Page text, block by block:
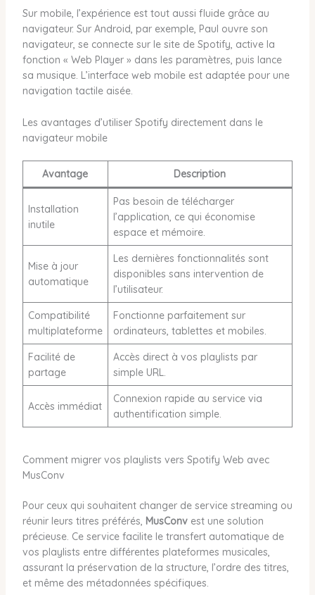
Sur mobile, l’expérience est tout aussi fluide grâce au
navigateur. Sur Android, par exemple, Paul ouvre son
navigateur, se connecte sur le site de Spotify, active la
fonction « Web Player » dans les paramètres, puis lance
sa musique. L’interface web mobile est adaptée pour une
navigation tactile aisée.
Les avantages d’utiliser Spotify directement dans le
navigateur mobile
Avantage Description
Installation
inutile
Pas besoin de télécharger
l’application, ce qui économise
espace et mémoire.
Mise à jour
automatique
Les dernières fonctionnalités sont
disponibles sans intervention de
l’utilisateur.
Compatibilité
multiplateforme
Fonctionne parfaitement sur
ordinateurs, tablettes et mobiles.
Facilité de
partage
Accès direct à vos playlists par
simple URL.
Accès immédiat
Connexion rapide au service via
authentification simple.
Comment migrer vos playlists vers Spotify Web avec
MusConv
Pour ceux qui souhaitent changer de service streaming ou
réunir leurs titres préférés, MusConvest une solution
précieuse. Ce service facilite le transfert automatique de
vos playlists entre différentes plateformes musicales,
assurant la préservation de la structure, l’ordre des titres,
et même des métadonnées spécifiques.